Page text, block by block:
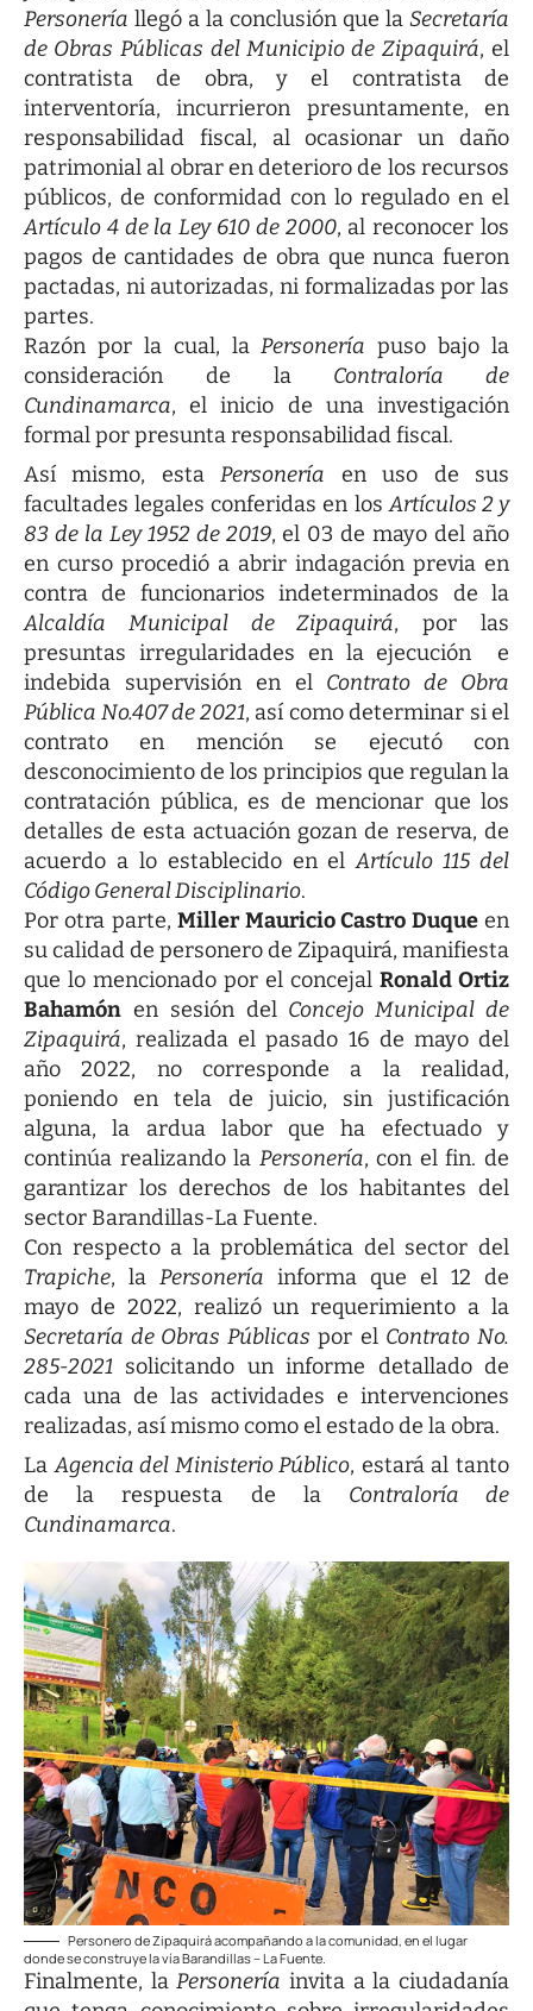
Personería llegó a la conclusión que la Secretaría
de Obras Públicas del Municipio de Zipaquirá, el
contratista de obra, y el contratista de
interventoría, incurrieron presuntamente, en
responsabilidad fiscal, al ocasionar un daño
patrimonial al obrar en deterioro de los recursos
públicos, de conformidad con lo regulado en el
Artículo 4 de la Ley 610 de 2000, al reconocer los
pagos de cantidades de obra que nunca fueron
pactadas, ni autorizadas, ni formalizadas por las
partes.
Razón por la cual, laPersonería puso bajo la
consideración de la Contraloría de
Cundinamarca, el inicio de una investigación
formal por presunta responsabilidad fiscal.
Así mismo, estaPersonería en uso de sus
facultades legales conferidas en losArtículos 2 y
83 de la Ley 1952 de 2019, el 03 de mayo del año
en curso procedió a abrir indagación previa en
contra de funcionarios indeterminados de la
Alcaldía Municipal de Zipaquirá, por las
presuntas irregularidades en la ejecución e
indebida supervisión en el Contrato de Obra
Pública No.407 de 2021, así como determinar si el
contrato en mención se ejecutó con
desconocimiento de los principios que regulan la
contratación pública, es de mencionar que los
detalles de esta actuación gozan de reserva, de
acuerdo a lo establecido en elArtículo 115 del
Código General Disciplinario.
Por otra parte,Miller Mauricio Castro Duqueen
su calidad de personero de Zipaquirá, manifiesta
que lo mencionado por el concejal Ronald Ortiz
Bahamón en sesión del Concejo Municipal de
Zipaquirá, realizada el pasado 16 de mayo del
año 2022, no corresponde a la realidad,
poniendo en tela de juicio, sin justificación
alguna, la ardua labor que ha efectuado y
continúa realizando la Personería, con el fin. de
garantizar los derechos de los habitantes del
sector Barandillas-La Fuente.
Con respecto a la problemática del sector del
Trapiche, la Personería informa que el 12 de
mayo de 2022, realizó un requerimiento a la
Secretaría de Obras Públicas por el Contrato No.
285-2021 solicitando un informe detallado de
cada una de las actividades e intervenciones
realizadas, así mismo como el estado de la obra.
LaAgencia del Ministerio Público, estará al tanto
de la respuesta de la Contraloría de
Cundinamarca.
Personero de Zipaquirá acompañando a la comunidad, en el lugar
donde se construye la vía Barandillas – La Fuente.
Finalmente, laPersonería invita a la ciudadanía